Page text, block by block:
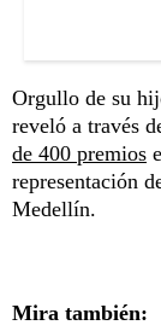
Orgullo de su
reveló a través
de 400 premios
representación
Medellín.
Mira también: